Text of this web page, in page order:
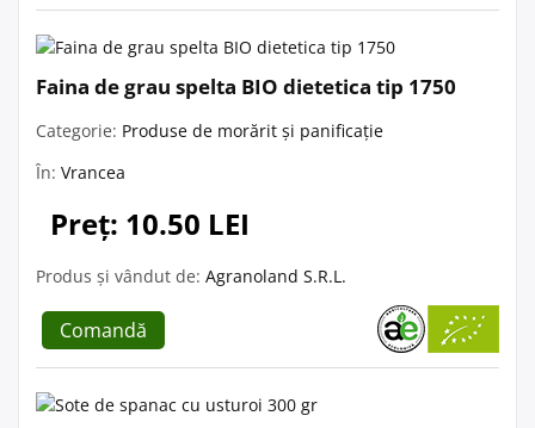
Faina de grau spelta BIO dietetica tip 1750
Categorie: Produse de morărit și panificație
În: Vrancea
Preț: 10.50 LEI
Produs și vândut de: Agranoland S.R.L.
Comandă